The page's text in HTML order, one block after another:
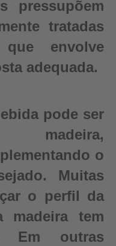
pressupõem
tratadas
envolve
adequada.
pode ser
madeira,
o
Muitas
o perfil da
madeira tem
Em outras